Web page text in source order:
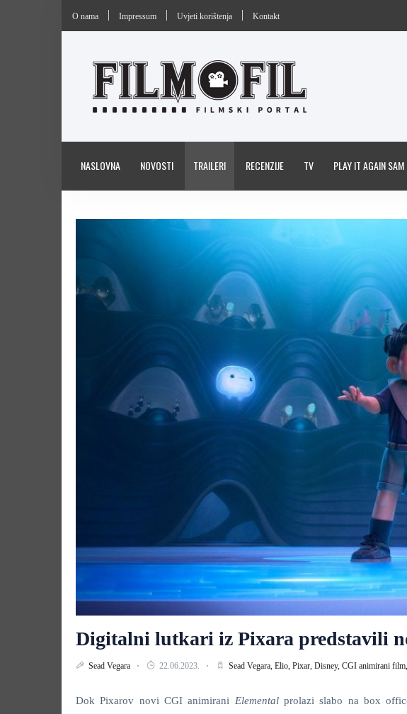
O nama Impressum Uvjeti korištenja Kontakt
NASLOVNA NOVOSTI TRAILERI RECENZIJE TV PLAY IT AGAIN SAM
Digitalni lutkari iz Pixara predstavili
Sead Vegara 22.06.2023. Sead Vegara, Elio, Pixar, Disney, CGI animirani film,
Dok Pixarov novi CGI animirani Elemental prolazi slabo na box